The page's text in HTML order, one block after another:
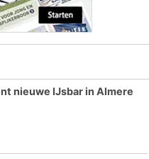
nieuwe IJsbar in Almere